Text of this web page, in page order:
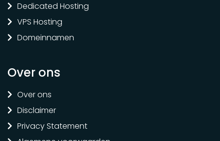
Dedicated Hosting
VPS Hosting
Domeinnamen
Over ons
Over ons
Disclaimer
Privacy Statement